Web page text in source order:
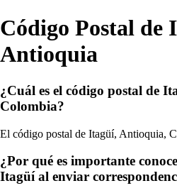
Código Postal de
Antioquia
¿Cuál es el código postal de
Colombia?
El código postal de Itagüí, Antioquia,
¿Por qué es importante
Itagüí al enviar